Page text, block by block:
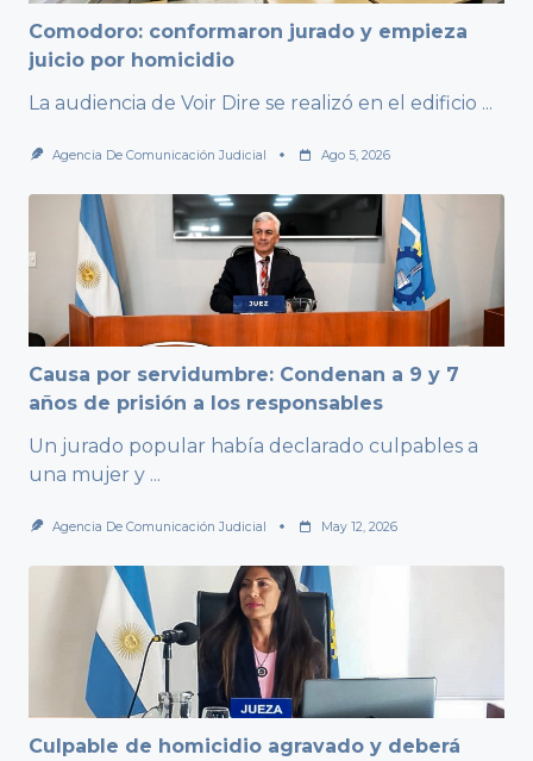
Comodoro: conformaron jurado y empieza
juicio por homicidio
La audiencia de Voir Dire se realizó en el edificio ...
Agencia De Comunicación Judicial Ago 5, 2026
Causa por servidumbre: Condenan a 9 y 7
años de prisión a los responsables
Un jurado popular había declarado culpables a
una mujer y ...
Agencia De Comunicación Judicial May 12, 2026
Culpable de homicidio agravado y deberá